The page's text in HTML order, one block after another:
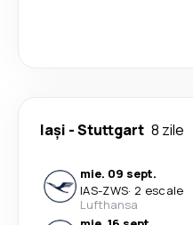
Iași -Stuttgart 8 zile
mie. 09 sept.
IAS-ZWS· 2 escale
Lufthansa